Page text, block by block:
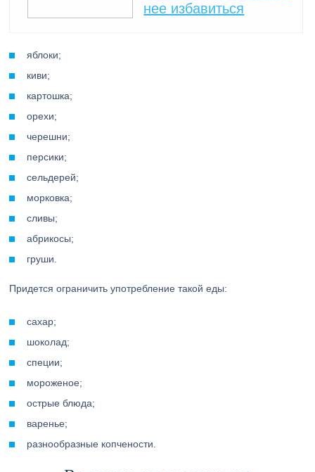
нее избавиться
яблоки;
киви;
картошка;
орехи;
черешни;
персики;
сельдерей;
морковка;
сливы;
абрикосы;
груши.
Придется ограничить употребление такой еды:
сахар;
шоколад;
специи;
мороженое;
острые блюда;
варенье;
разнообразные копчености.